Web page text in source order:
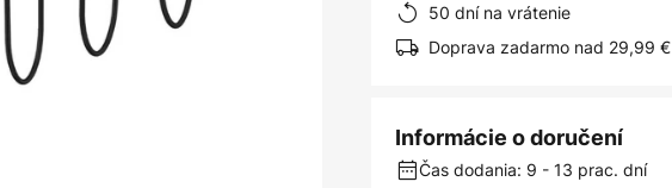
50 dní na vrátenie
Doprava zadarmo nad 29,99 €
Informácie o doručení
Čas dodania: 9 - 13 prac. dní